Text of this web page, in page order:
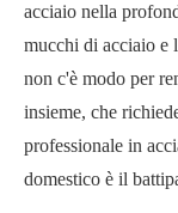
acciaio nella
mucchi di acciaio e
non c'è modo per
insieme, che
professionale in
domestico è il